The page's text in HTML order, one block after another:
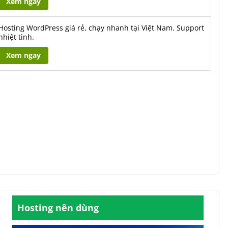
WordPress giá rẻ, chạy nhanh tại Việt Nam. Support
tình.
Xem ngay
Hosting nên dùng